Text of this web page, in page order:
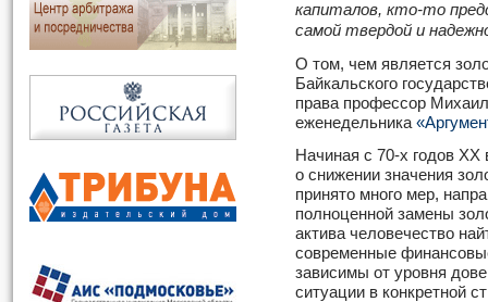
капиталов, кто-то
самой твердой и
О том, чем является
Байкальского
права профессор
еженедельника
Начиная с 70-х годов XX
о снижении значения
принято много мер,
полноценной замены
актива человечество
современные
зависимы от уровня
ситуации в конкретной